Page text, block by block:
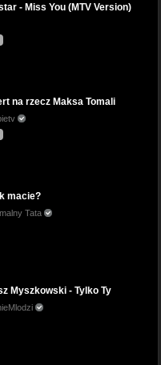
- Miss You (MTV Version)
na rzecz Maksa Tomali
macie?
Tata
Myszkowski - Tylko Ty